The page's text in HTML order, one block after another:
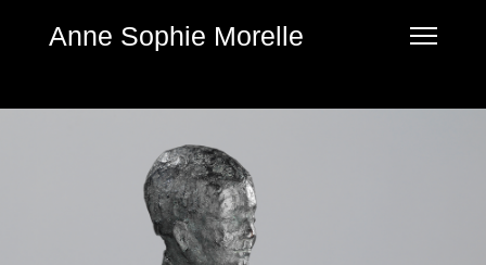
Anne Sophie Morelle